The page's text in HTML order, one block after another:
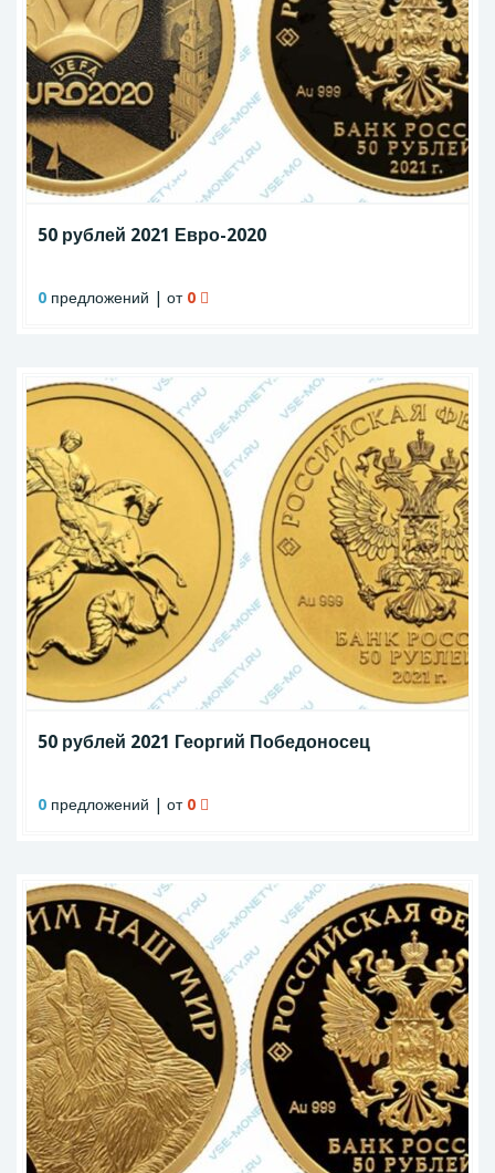
50 рублей 2021 Евро-2020
0 предложений | от 0
50 рублей 2021 Георгий Победоносец
0 предложений | от 0